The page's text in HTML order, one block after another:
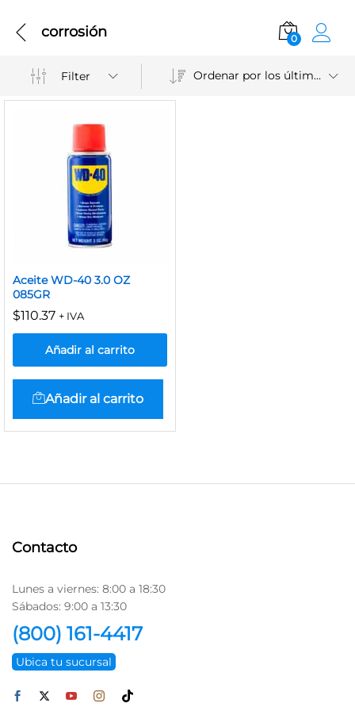
corrosión 0
Filter Ordenar por los últimos
Aceite WD-40 3.0 OZ
085GR
$110.37 + IVA
Añadir al carrito
Añadir al carrito
Contacto
Lunes a viernes: 8:00 a 18:30
Sábados: 9:00 a 13:30
(800) 161-4417
Ubica tu sucursal